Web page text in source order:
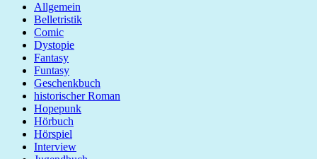
Allgemein
Belletristik
Comic
Dystopie
Fantasy
Funtasy
Geschenkbuch
historischer Roman
Hopepunk
Hörbuch
Hörspiel
Interview